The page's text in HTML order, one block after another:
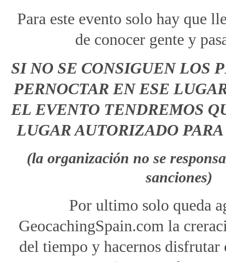
Para este evento solo hay que
de conocer gente y
SI NO SE CONSIGUEN LOS
PERNOCTAR EN ESE
EL EVENTO TENDREMOS
LUGAR AUTORIZADO
(la organización no se
sanciones)
Por ultimo solo queda
GeocachingSpain.com la
del tiempo y hacernos disfrutar